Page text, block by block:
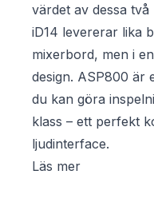
värdet av dessa
iD14 levererar lika
mixerbord, men i
design. ASP800 är
du kan göra
klass – ett perfekt
ljudinterface.
Läs mer